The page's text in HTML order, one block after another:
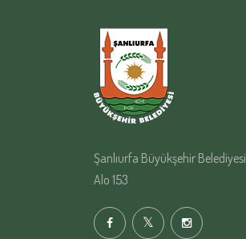
Şanlıurfa Büyükşehir Belediyesi
Alo 153